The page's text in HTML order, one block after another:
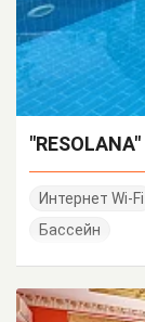
Интернет Wi-Fi
Бассейн